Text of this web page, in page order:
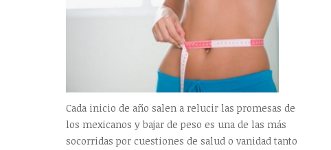
Cada inicio de año salen a relucir las promesas de
los mexicanos y bajar de peso es una de las más
socorridas por cuestiones de salud o vanidad tanto